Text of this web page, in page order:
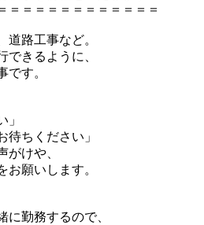
＝＝＝＝＝＝＝＝＝＝＝＝
道路工事など。
できるように、
です。
」
待ちください」
がけや、
お願いします。
に勤務するので、